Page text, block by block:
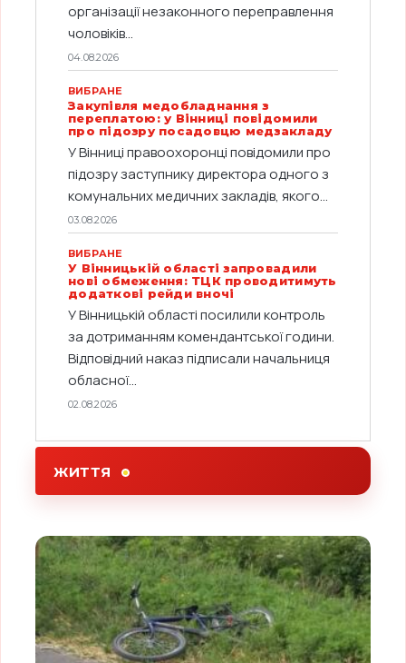
організації незаконного переправлення
чоловіків...
04.08.2026
ВИБРАНЕ
Закупівля медобладнання з
переплатою: у Вінниці повідомили
про підозру посадовцю медзакладу
У Вінниці правоохоронці повідомили про
підозру заступнику директора одного з
комунальних медичних закладів, якого...
03.08.2026
ВИБРАНЕ
У Вінницькій області запровадили
нові обмеження: ТЦК проводитимуть
додаткові рейди вночі
У Вінницькій області посилили контроль
за дотриманням комендантської години.
Відповідний наказ підписали начальниця
обласної...
02.08.2026
ЖИТТЯ